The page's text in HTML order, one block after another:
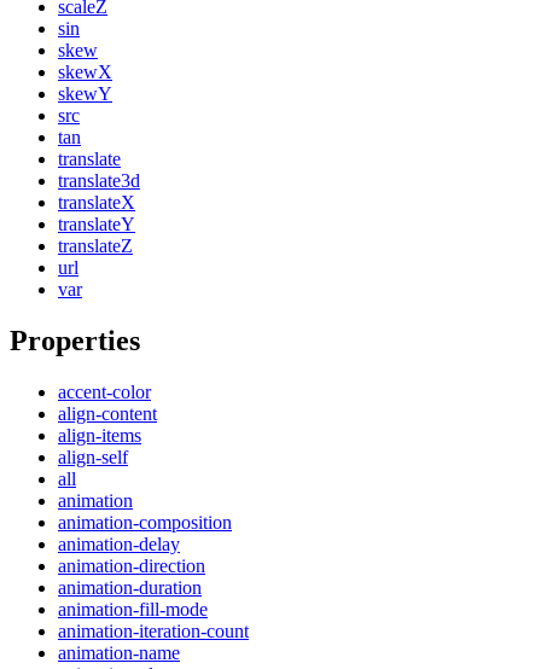
scaleZ
sin
skew
skewX
skewY
src
tan
translate
translate3d
translateX
translateY
translateZ
url
var
Properties
accent-color
align-content
align-items
align-self
all
animation
animation-composition
animation-delay
animation-direction
animation-duration
animation-fill-mode
animation-iteration-count
animation-name